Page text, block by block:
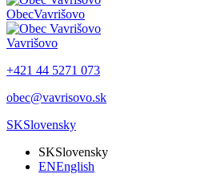
ObecVavrišovo
Vavrišovo
+421 44 5271 073
obec@vavrisovo.sk
SKSlovensky
SKSlovensky
ENEnglish